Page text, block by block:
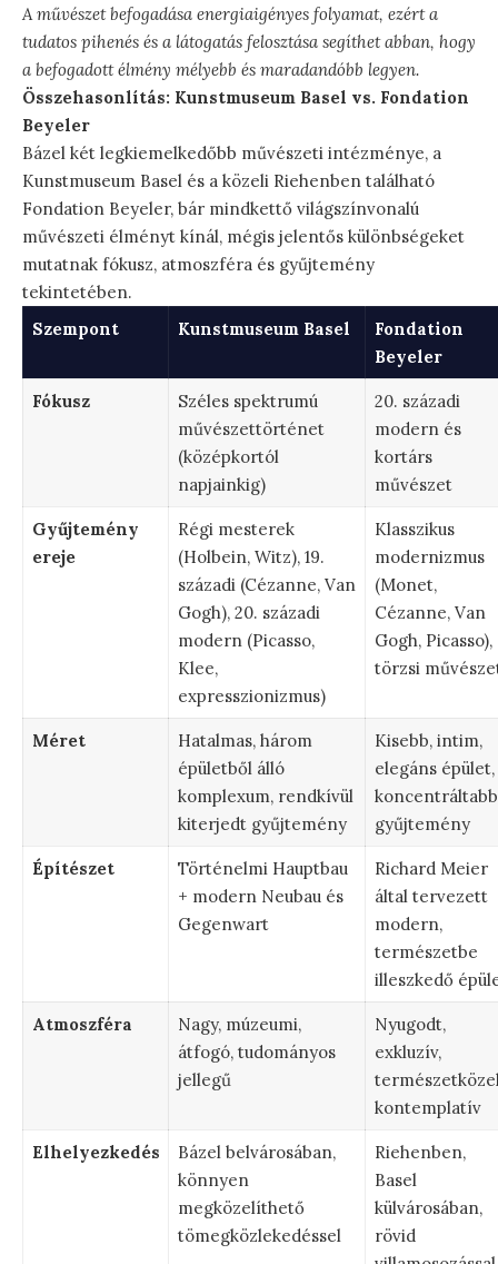
A művészet befogadása energiaigényes folyamat, ezért a
tudatos pihenés és a látogatás felosztása segíthet abban, hogy
a befogadott élmény mélyebb és maradandóbb legyen.
Összehasonlítás: Kunstmuseum Basel vs. Fondation
Beyeler
Bázel két legkiemelkedőbb művészeti intézménye, a
Kunstmuseum Basel és a közeli Riehenben található
Fondation Beyeler, bár mindkettő világszínvonalú
művészeti élményt kínál, mégis jelentős különbségeket
mutatnak fókusz, atmoszféra és gyűjtemény
tekintetében.
Szempont
Kunstmuseum Basel
Fondation
Beyeler
Fókusz
Széles spektrumú
művészettörténet
(középkortól
napjainkig)
20. századi
modern és
kortárs
művészet
Gyűjtemény
ereje
Régi mesterek
(Holbein, Witz), 19.
századi (Cézanne, Van
Gogh), 20. századi
modern (Picasso,
Klee,
expresszionizmus)
Klasszikus
modernizmus
(Monet,
Cézanne, Van
Gogh, Picasso),
törzsi
Méret
Hatalmas, három
épületből álló
komplexum, rendkívül
kiterjedt gyűjtemény
Kisebb, intim,
elegáns épület,
koncentráltabb
gyűjtemény
Építészet
Történelmi Hauptbau
+ modern Neubau és
Gegenwart
Richard Meier
által tervezett
modern,
természetbe
illeszkedő
Atmoszféra
Nagy, múzeumi,
átfogó, tudományos
jellegű
Nyugodt,
exkluzív,
kontemplatív
Elhelyezkedés
Bázel belvárosában,
könnyen
megközelíthető
tömegközlekedéssel
Riehenben,
Basel
külvárosában,
rövid